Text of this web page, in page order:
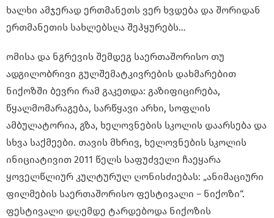
ხალხი ამჯერად ერთმანეთს ვერ ხვდება და შორიდან
ერთმანეთის სახლებსღა შეჰყურებს…
ომისა და ნგრევის შემდეგ საერთაშორისო თუ
ადგილობრივი გულშემატკივრების დახმარებით
ნიქოზში ბევრი რამ გაკეთდა: გაზიფიცირება,
წყალმომარაგება, სარწყავი არხი, სოფლის
ამბულატორია, გზა, ხელოვნების სკოლის დაარსება და
სხვა საქმეები. თავის მხრივ, ხელოვნების სკოლის
ინიციატივით 2011 წელს საფუძველი ჩაეყარა
ყოველწლიურ კულტურულ ღონისძიებას: „ანიმაციური
ფილმების საერთაშორისო ფესტივალი – ნიქოზი“.
ფესტივალი დღემდე ტარდებოდა ნიქოზის